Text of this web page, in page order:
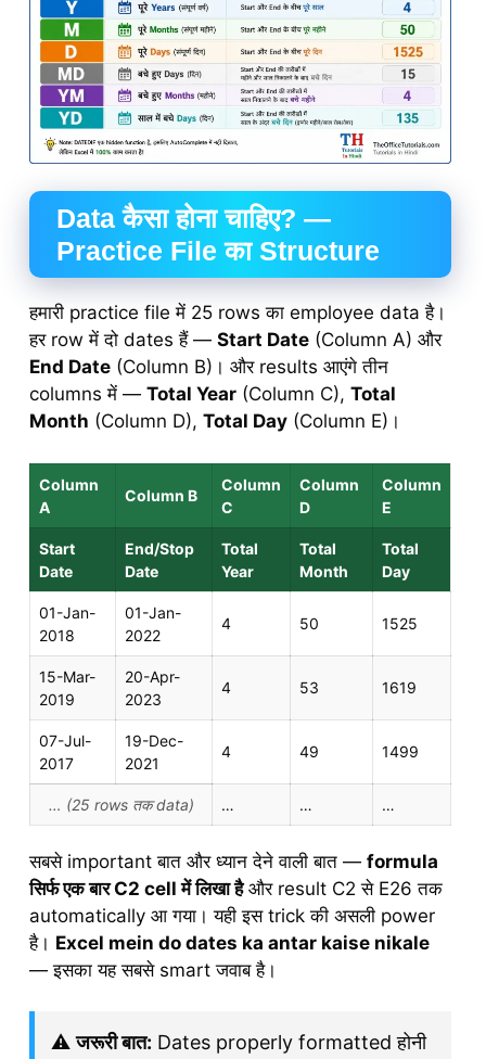
Data कैसा होना चाहिए? —
Practice File का Structure
हमारी practice file में 25 rows का employee data है।
हर row में दो dates हैं — Start Date (Column A) और
End Date (Column B)। और results आएंगे तीन
columns में — Total Year (Column C), Total
Month (Column D), Total Day (Column E)।
Column
A
Column B
Column
C
Column
D
Column
E
Start
Date
End/Stop
Date
Total
Year
Total
Month
Total
Day
01-Jan-
2018
01-Jan-
2022
4 50 1525
15-Mar-
2019
20-Apr-
2023
4 53 1619
07-Jul-
2017
19-Dec-
2021
4 49 1499
… (25 rows तक data) … … …
सबसे important बात और ध्यान देने वाली बात — formula
सिर्फ एक बार C2 cell में लिखा हैऔर result C2 से E26 तक
automatically आ गया। यही इस trick की असली power
है। Excel mein do dates ka antar kaise nikale
— इसका यह सबसे smart जवाब है।
⚠️जरूरी बात: Dates properly formatted होनी